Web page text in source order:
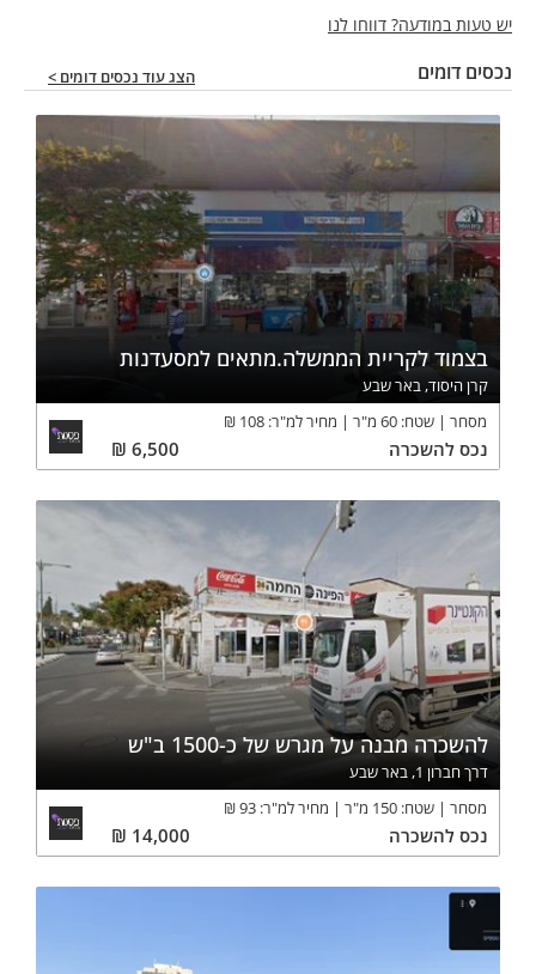
יש טעות במודעה? דווחו לנו
נכסים דומים הצג עוד נכסים דומים >
בצמוד לקריית הממשלה.מתאים למסעדנות
קרן היסוד, באר שבע
מסחר
שטח: 60 מ"ר מחיר למ"ר: 108
₪
נכס להשכרה 6,500
₪
להשכרה מבנה על מגרש של כ-1500 ב"ש
דרך חברון 1, באר שבע
מסחר
שטח: 150 מ"ר מחיר למ"ר: 93
₪
נכס להשכרה 14,000
₪